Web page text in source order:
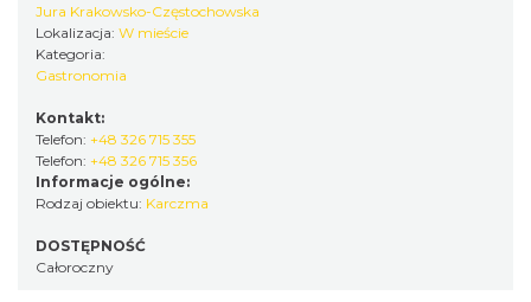
Jura Krakowsko-Częstochowska
Lokalizacja: W mieście
Kategoria:
Gastronomia
Kontakt:
Telefon: +48 326 715 355
Telefon: +48 326 715 356
Informacje ogólne:
Rodzaj obiektu: Karczma
DOSTĘPNOŚĆ
Całoroczny